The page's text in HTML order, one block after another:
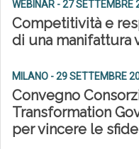
WEBINAR - 27 SETTEMBRE
Competitività e
di una manifattura
MILANO - 29 SETTEMBRE
Convegno
Transformation
per vincere le